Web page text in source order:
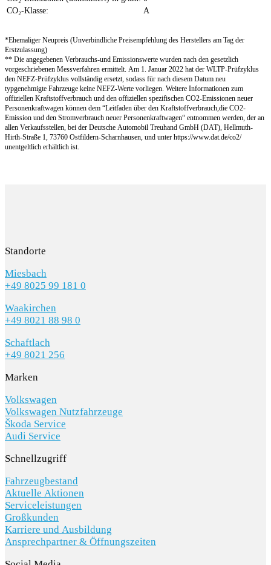
CO₂-Klasse:
A
*Ehemaliger Neupreis (Unverbindliche Preisempfehlung des Herstellers am Tag der
Erstzulassung)
** Die angegebenen Verbrauchs-und Emissionswerte wurden nach den gesetzlich
vorgeschriebenen Messverfahren ermittelt. Am 1. Januar 2022 hat der WLTP-Prüfzyklus
den NEFZ-Prüfzyklus vollständig ersetzt, sodass für nach diesem Datum neu
typgenehmigte Fahrzeuge keine NEFZ-Werte vorliegen. Weitere Informationen zum
offiziellen Kraftstoffverbrauch und den offiziellen spezifischen CO2-Emissionen neuer
Personenkraftwagen können dem “Leitfaden über den Kraftstoffverbrauch,die CO2-
Emission und den Stromverbrauch neuer Personenkraftwagen“ entnommen werden, der an
allen Verkaufsstellen, bei der Deutsche Automobil Treuhand GmbH (DAT), Hellmuth-
Hirth-Straße 1, 73760 Ostfildern-Scharnhausen, und unter https://www.dat.de/co2/
unentgeltlich erhältlich ist.
Standorte
Miesbach
+49 8025 99 181 0
Waakirchen
+49 8021 88 98 0
Schaftlach
+49 8021 256
Marken
Volkswagen
Volkswagen Nutzfahrzeuge
Škoda Service
Audi Service
Schnellzugriff
Fahrzeugbestand
Aktuelle Aktionen
Serviceleistungen
Großkunden
Karriere und Ausbildung
Ansprechpartner & Öffnungszeiten